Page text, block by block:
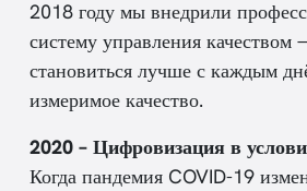
2018 году мы внедрили
систему управления
становиться лучше с каждым
измеримое качество.
2020 – Цифровизация в
Когда пандемия COVID-19